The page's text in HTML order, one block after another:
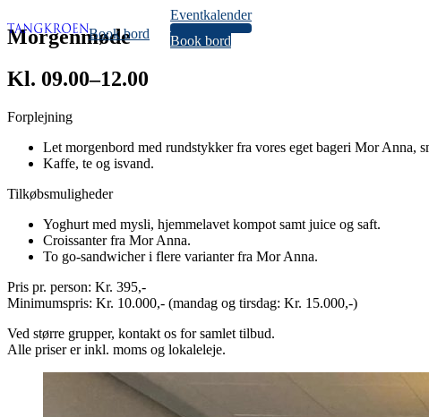
Book bord
Eventkalender
34
Book bord
Morgenmøde
Kl. 09.00–12.00
Forplejning
Let morgenbord med rundstykker fra vores eget bageri Mor Anna,
Kaffe, te og isvand.
Tilkøbsmuligheder
Yoghurt med mysli, hjemmelavet kompot samt juice og saft.
Croissanter fra Mor Anna.
To go-sandwicher i flere varianter fra Mor Anna.
Pris pr. person: Kr. 395,-
Minimumspris: Kr. 10.000,- (mandag og tirsdag: Kr. 15.000,-)
Ved større grupper, kontakt os for samlet tilbud.
Alle priser er inkl. moms og lokaleleje.